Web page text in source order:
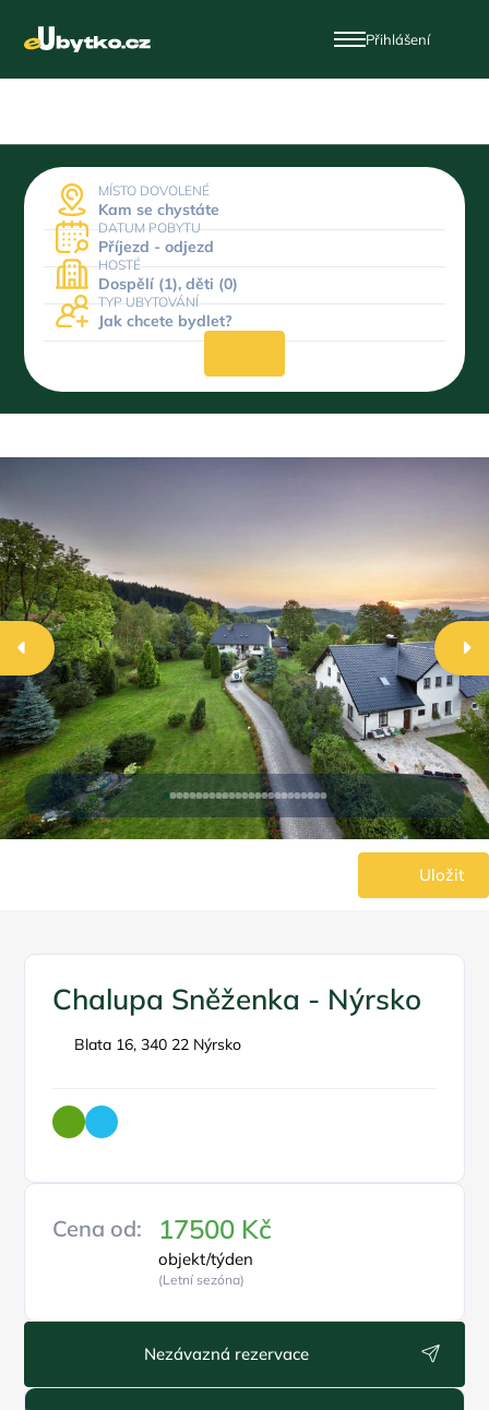
Přihlášení
MÍSTO DOVOLENÉ
Kam se chystáte
DATUM POBYTU
Příjezd - odjezd
HOSTÉ
Dospělí (1), děti (0)
TYP UBYTOVÁNÍ
Jak chcete bydlet?
Uložit
Chalupa Sněženka - Nýrsko
Blata 16, 340 22 Nýrsko
Cena od: 17500 Kč
objekt/týden
(Letní sezóna)
Nezávazná rezervace